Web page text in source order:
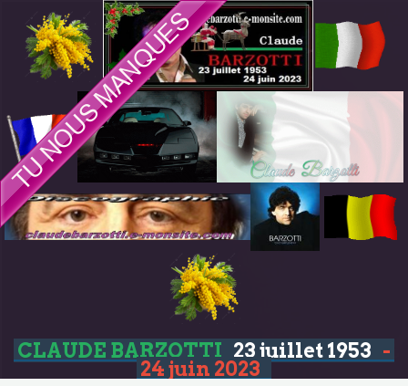
CLAUDE BARZOTTI 23 juillet 1953 -
24 juin 2023